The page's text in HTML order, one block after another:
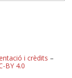
i crèdits –
BY 4.0